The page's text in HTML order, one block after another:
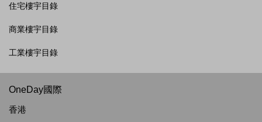
住宅樓宇目錄
商業樓宇目錄
工業樓宇目錄
OneDay國際
香港